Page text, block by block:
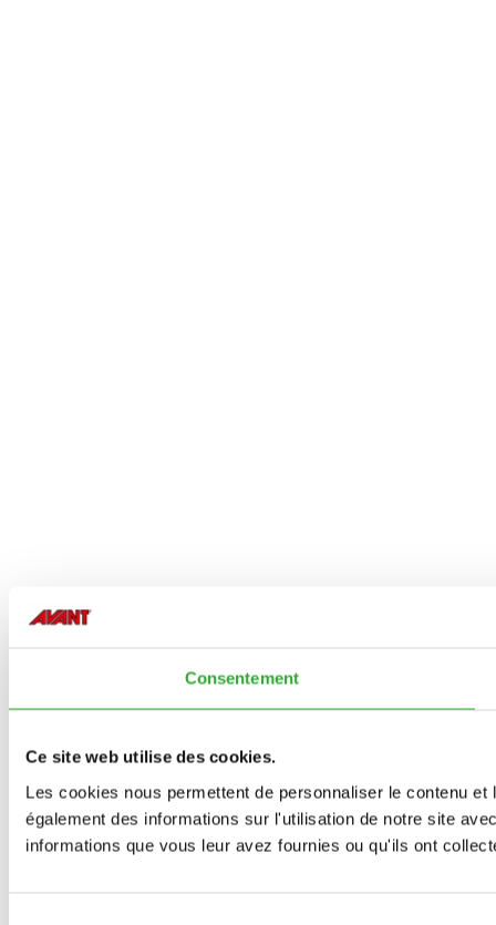
Consentement
Ce site web utilise des cookies.
Les cookies nous permettent de personnaliser le contenu
également des informations sur l'utilisation de notre site
informations que vous leur avez fournies ou qu'ils ont